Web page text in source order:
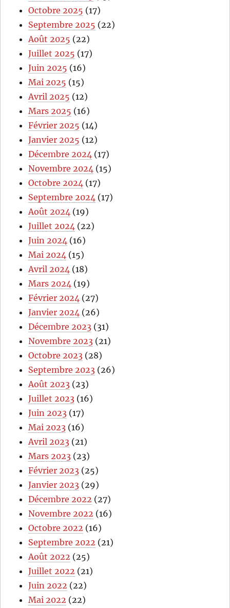
Octobre 2025 (17)
Septembre 2025 (22)
Août 2025 (22)
Juillet 2025 (17)
Juin 2025 (16)
Mai 2025 (15)
Avril 2025 (12)
Mars 2025 (16)
Février 2025 (14)
Janvier 2025 (12)
Décembre 2024 (17)
Novembre 2024 (15)
Octobre 2024 (17)
Septembre 2024 (17)
Août 2024 (19)
Juillet 2024 (22)
Juin 2024 (16)
Mai 2024 (15)
Avril 2024 (18)
Mars 2024 (19)
Février 2024 (27)
Janvier 2024 (26)
Décembre 2023 (31)
Novembre 2023 (21)
Octobre 2023 (28)
Septembre 2023 (26)
Août 2023 (23)
Juillet 2023 (16)
Juin 2023 (17)
Mai 2023 (16)
Avril 2023 (21)
Mars 2023 (23)
Février 2023 (25)
Janvier 2023 (29)
Décembre 2022 (27)
Novembre 2022 (16)
Octobre 2022 (16)
Septembre 2022 (21)
Août 2022 (25)
Juillet 2022 (21)
Juin 2022 (22)
Mai 2022 (22)